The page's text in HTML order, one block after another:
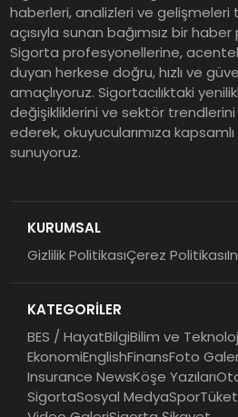
haberleri, analizleri ve gelişmeleri
açısıyla sunan bağımsız bir
Sigorta profesyonellerine,
duyan herkese doğru, hızlı ve
amaçlıyoruz. Sigortacılıktaki
değişikliklerini ve sektör
ederek, okuyucularımıza
sunuyoruz.
KURUMSAL
Gizlilik PolitikasıÇerez Politikası
KATEGORİLER
BES / HayatBilgiBilim ve
EkonomiEnglishFinansFoto
Insurance NewsKöşe Yazıları
SigortaSosyal MedyaSpor